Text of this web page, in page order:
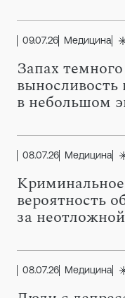
09.07.26 Медицина
Запах
выносливость
в небольшом
08.07.26 Медицина
вероятность
за
08.07.26 Медицина